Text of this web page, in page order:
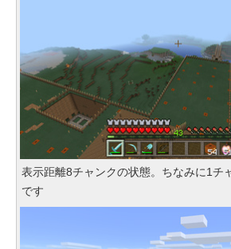
表示距離8チャンクの状態。ちなみに1チ
です